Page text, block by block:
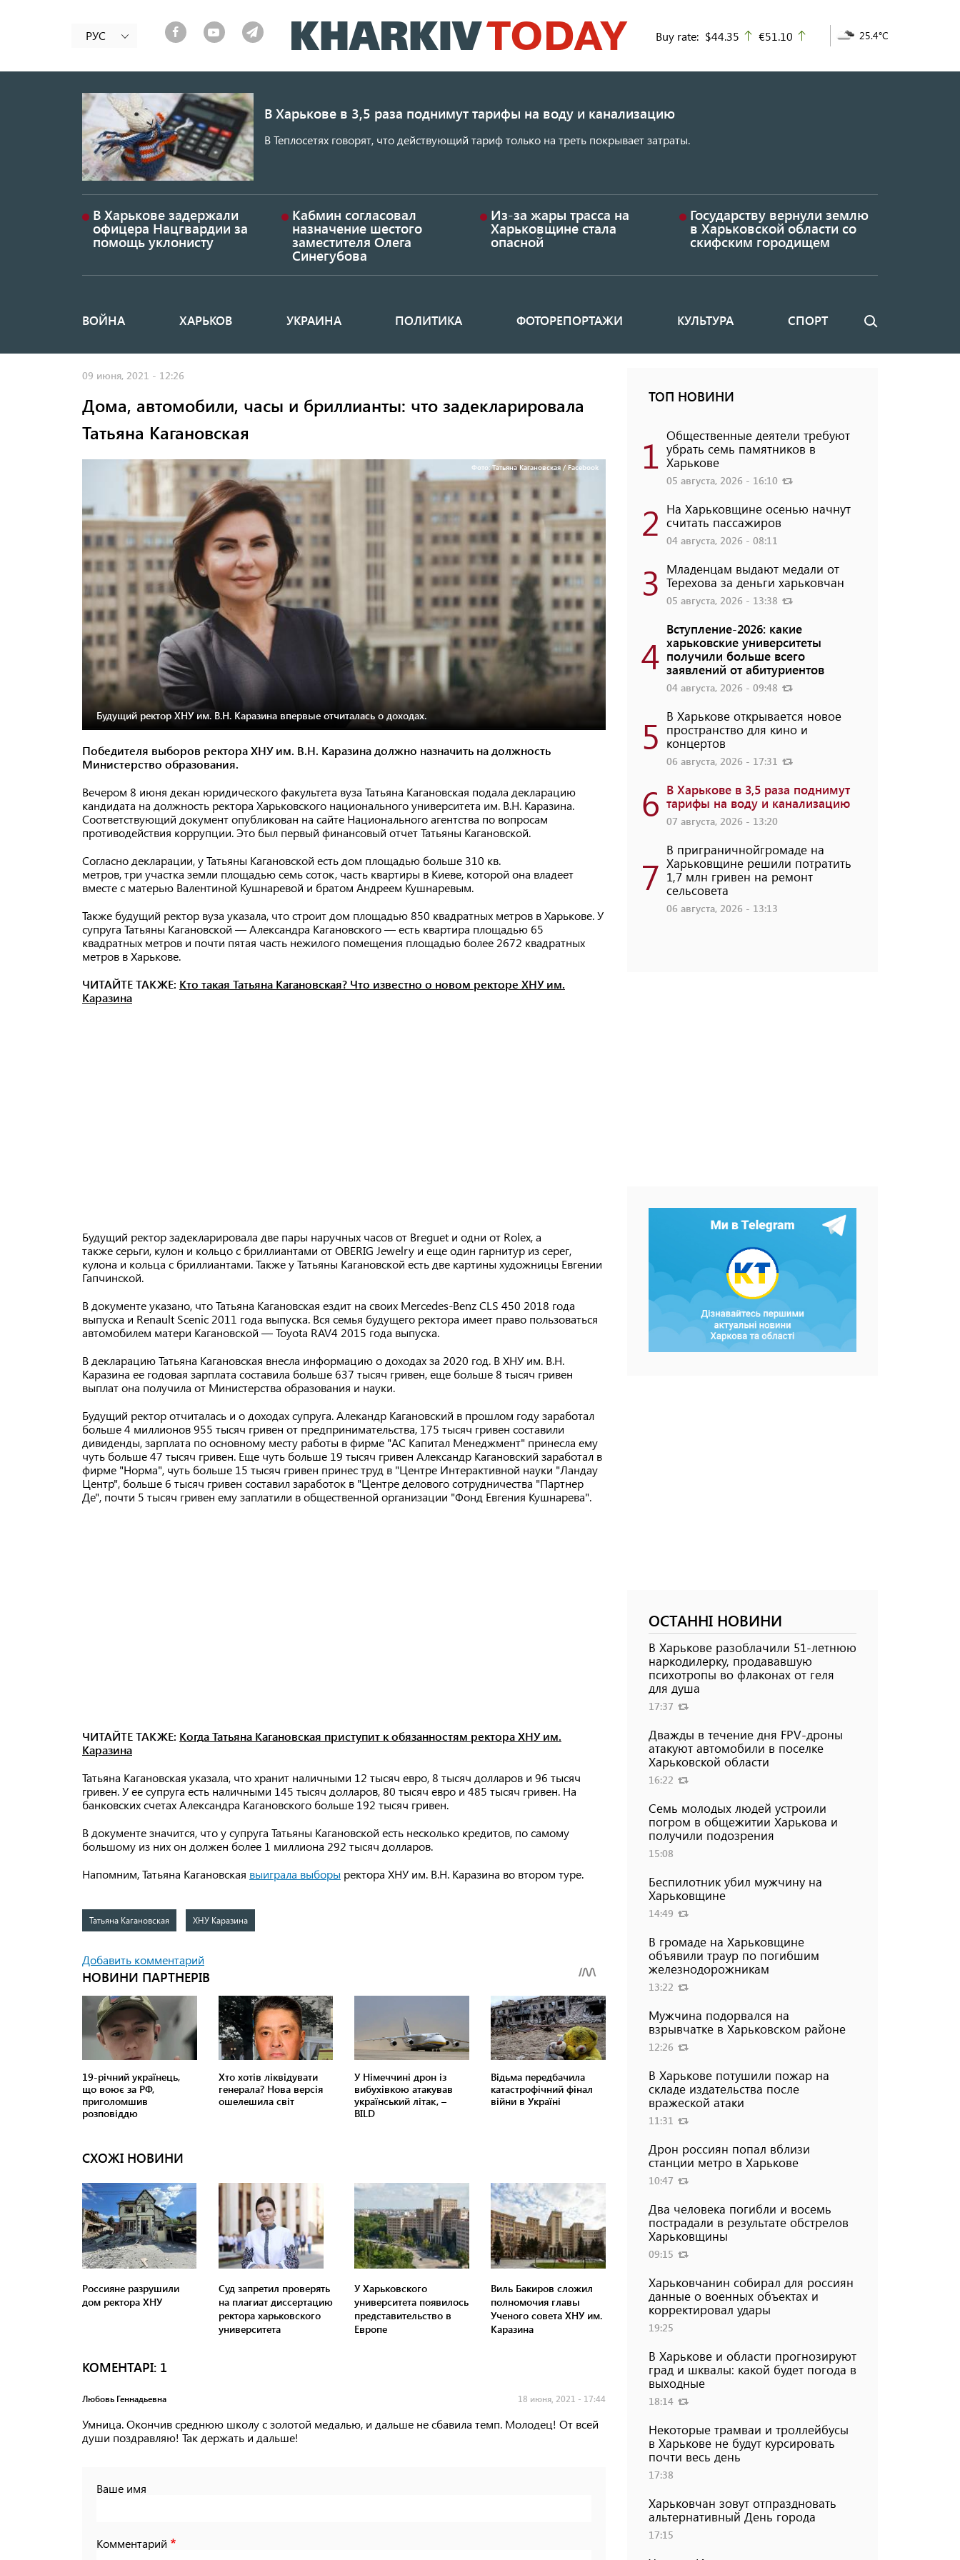
к
основному
РУС Buy rate: $44.35 up
€51.10 25.4°C
В Харькове в 3,5 раза поднимут тарифы на воду и канализацию
В Теплосетях говорят, что действующий тариф только на треть покрывает затраты.
В Харькове задержали
офицера Нацгвардии за
помощь уклонисту
Кабмин согласовал
назначение шестого
заместителя Олега
Синегубова
Из-за жары трасса на
Харьковщине стала
опасной
Государству вернули землю
в Харьковской области со
скифским городищем
Основная
ВОЙНА ХАРЬКОВ УКРАИНА ПОЛИТИКА ФОТОРЕПОРТАЖИ КУЛЬТУРА СПОРТ Поиск
09 июня, 2021 - 12:26
Дома, автомобили, часы и бриллианты: что задекларировала
Татьяна Кагановская
Фото: Татьяна Кагановская / Facebook
Будущий ректор ХНУ им. В.Н. Каразина впервые отчиталась о доходах.
Победителя выборов ректора ХНУ им. В.Н. Каразина должно назначить на должность
Министерство образования.
Вечером 8 июня декан юридического факультета вуза Татьяна Кагановская подала декларацию
кандидата на должность ректора Харьковского национального университета им. В.Н. Каразина.
Соответствующий документ опубликован на сайте Национального агентства по вопросам
противодействия коррупции. Это был первый финансовый отчет Татьяны Кагановской.
Согласно декларации, у Татьяны Кагановской есть дом площадью больше 310 кв.
метров, три участка земли площадью семь соток, часть квартиры в Киеве, которой она владеет
вместе с матерью Валентиной Кушнаревой и братом Андреем Кушнаревым.
Также будущий ректор вуза указала, что строит дом площадью 850 квадратных метров в Харькове. У
супруга Татьяны Кагановской — Александра Кагановского — есть квартира площадью 65
квадратных метров и почти пятая часть нежилого помещения площадью более 2672 квадратных
метров в Харькове.
ЧИТАЙТЕ ТАКЖЕ: Кто такая Татьяна Кагановская? Что известно о новом ректоре ХНУ им.
Каразина
Будущий ректор задекларировала две пары наручных часов от Breguet и одни от Rolex, а
также серьги, кулон и кольцо с бриллиантами от OBERIG Jewelry и еще один гарнитур из серег,
кулона и кольца с бриллиантами. Также у Татьяны Кагановской есть две картины художницы Евгении
Гапчинской.
В документе указано, что Татьяна Кагановская ездит на своих Mercedes-Benz CLS 450 2018 года
выпуска и Renault Scenic 2011 года выпуска. Вся семья будущего ректора имеет право пользоваться
автомобилем матери Кагановской — Toyota RAV4 2015 года выпуска.
В декларацию Татьяна Кагановская внесла информацию о доходах за 2020 год. В ХНУ им. В.Н.
Каразина ее годовая зарплата составила больше 637 тысяч гривен, еще больше 8 тысяч гривен
выплат она получила от Министерства образования и науки.
Будущий ректор отчиталась и о доходах супруга. Алекандр Кагановский в прошлом году заработал
больше 4 миллионов 955 тысяч гривен от предпринимательства, 175 тысяч гривен составили
дивиденды, зарплата по основному месту работы в фирме "АС Капитал Менеджмент" принесла ему
чуть больше 47 тысяч гривен. Еще чуть больше 19 тысяч гривен Александр Кагановский заработал в
фирме "Норма", чуть больше 15 тысяч гривен принес труд в "Центре Интерактивной науки "Ландау
Центр", больше 6 тысяч гривен составил заработок в "Центре делового сотрудничества "Партнер
Де", почти 5 тысяч гривен ему заплатили в общественной организации "Фонд Евгения Кушнарева".
ЧИТАЙТЕ ТАКЖЕ: Когда Татьяна Кагановская приступит к обязанностям ректора ХНУ им.
Каразина
Татьяна Кагановская указала, что хранит наличными 12 тысяч евро, 8 тысяч долларов и 96 тысяч
гривен. У ее супруга есть наличными 145 тысяч долларов, 80 тысяч евро и 485 тысяч гривен. На
банковских счетах Александра Кагановского больше 192 тысяч гривен.
В документе значится, что у супруга Татьяны Кагановской есть несколько кредитов, по самому
большому из них он должен более 1 миллиона 292 тысяч долларов.
Напомним, Татьяна Кагановская выиграла выборы ректора ХНУ им. В.Н. Каразина во втором туре.
Татьяна Кагановская ХНУ Каразина
Добавить комментарий
СХОЖІ НОВИНИ
Россияне разрушили
дом ректора ХНУ
Суд запретил проверять
на плагиат диссертацию
ректора харьковского
университета
У Харьковского
университета появилось
представительство в
Европе
Виль Бакиров сложил
полномочия главы
Ученого совета ХНУ им.
Каразина
КОМЕНТАРI: 1
18 июня, 2021 - 17:44
Любовь Геннадьевна
Умница. Окончив среднюю школу с золотой медалью, и дальше не сбавила темп. Молодец! От всей
души поздравляю! Так держать и дальше!
Ваше имя
Комментарий
ТОП НОВИНИ
1 Общественные деятели требуют
убрать семь памятников в
Харькове
05 августа, 2026 - 16:10
2 На Харьковщине осенью начнут
считать пассажиров
04 августа, 2026 - 08:11
3 Младенцам выдают медали от
Терехова за деньги харьковчан
05 августа, 2026 - 13:38
4
Вступление-2026: какие
харьковские университеты
получили больше всего
заявлений от абитуриентов
04 августа, 2026 - 09:48
5 В Харькове открывается новое
пространство для кино и
концертов
06 августа, 2026 - 17:31
6 В Харькове в 3,5 раза поднимут
тарифы на воду и канализацию
07 августа, 2026 - 13:20
7
В приграничнойгромаде на
Харьковщине решили потратить
1,7 млн ​​гривен на ремонт
сельсовета
06 августа, 2026 - 13:13
ОСТАННІ НОВИНИ
В Харькове разоблачили 51-летнюю
наркодилерку, продававшую
психотропы во флаконах от геля
для душа
17:37
Дважды в течение дня FPV-дроны
атакуют автомобили в поселке
Харьковской области
16:22
Семь молодых людей устроили
погром в общежитии Харькова и
получили подозрения
15:08
Беспилотник убил мужчину на
Харьковщине
14:49
В громаде на Харьковщине
объявили траур по погибшим
железнодорожникам
13:22
Мужчина подорвался на
взрывчатке в Харьковском районе
12:26
В Харькове потушили пожар на
складе издательства после
вражеской атаки
11:31
Дрон россиян попал вблизи
станции метро в Харькове
10:47
Два человека погибли и восемь
пострадали в результате обстрелов
Харьковщины
09:15
Харьковчанин собирал для россиян
данные о военных объектах и ​​
корректировал удары
19:25
В Харькове и области прогнозируют
град и шквалы: какой будет погода в
выходные
18:14
Некоторые трамваи и троллейбусы
в Харькове не будут курсировать
почти весь день
17:38
Харьковчан зовут отпраздновать
альтернативный День города
17:15